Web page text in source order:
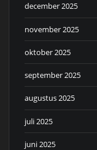
december 2025
november 2025
oktober 2025
september 2025
augustus 2025
juli 2025
juni 2025